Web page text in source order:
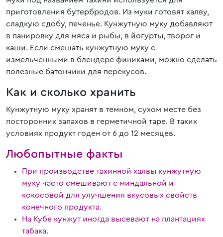
приготовления бутербродов. Из муки готовят халву,
сладкую сдобу, печенье. Кунжутную муку добавляют
в панировку для мяса и рыбы, в йогурты, творог и
каши. Если смешать кунжутную муку с
измельченными в блендере финиками, можно сделать
полезные батончики для перекусов.
Как и сколько хранить
Кунжутную муку хранят в темном, сухом месте без
посторонних запахов в герметичной таре. В таких
условиях продукт годен от 6 до 12 месяцев.
Любопытные факты
При производстве тахинной халвы кунжутную
муку часто смешивают с миндальной и
кокосовой для улучшения вкусовых свойств
конечного продукта.
На Кубе кунжут иногда высевают на плантациях
табака.